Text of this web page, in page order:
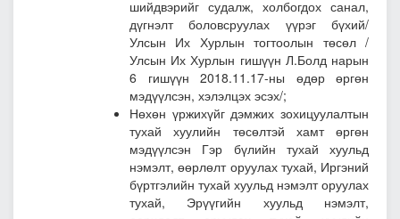
шийдвэрийг судалж, холбогдох санал,
дүгнэлт боловсруулах үүрэг бүхий/
Улсын Их Хурлын тогтоолын төсөл/
Улсын Их Хурлын гишүүн Л.Болд нарын
6 гишүүн 2018.11.17-ны өдөр өргөн
мэдүүлсэн, хэлэлцэх эсэх/;
Нөхөн үржихүйг дэмжих зохицуулалтын
тухай хуулийн төсөлтэй хамт өргөн
мэдүүлсэн Гэр бүлийн тухай хуульд
нэмэлт, өөрлөлт оруулах тухай, Иргэний
бүртгэлийн тухай хуульд нэмэлт оруулах
тухай, Эрүүгийн хуульд нэмэлт,